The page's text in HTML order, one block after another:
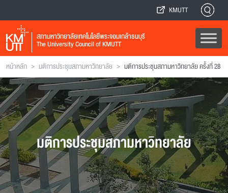
KMUTT
สภามหาวิทยาลัยเทคโนโลยีพระจอมเกล้าธนบุรี
The University Council of KMUTT
หน้าหลัก > มติการประชุมสภามหาวิทยาลัย > มติการประชุมสภามหาวิทยาลัย ครั้งที่ 28
มติการประชุมสภามหาวิทยาลัย